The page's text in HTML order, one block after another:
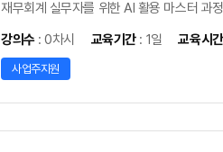
재무회계 실무자를 위한 AI 활용 마스터 과
강의수: 0차시 교육기간: 1일교육시간
사업주지원